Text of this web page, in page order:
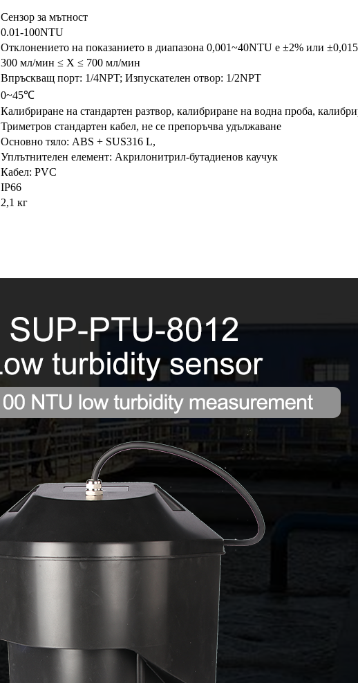
Сензор за мътност
0.01-100NTU
Отклонението на показанието в диапазона 0,001~40NTU е ±2% или
300 мл/мин ≤ X ≤ 700 мл/мин
Впръскващ порт: 1/4NPT; Изпускателен отвор: 1/2NPT
0~45℃
Калибриране на стандартен разтвор, калибриране на водна проба,
Триметров стандартен кабел, не се препоръчва удължаване
Основно тяло: ABS + SUS316 L,
Уплътнителен елемент: Акрилонитрил-бутадиенов каучук
Кабел: PVC
IP66
2,1 кг